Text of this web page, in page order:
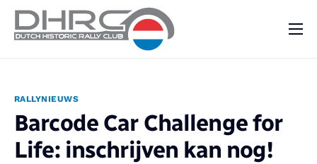
Vraag & Aanbod
Nieuws
RALLYNIEUWS
Barcode Car Challenge for
Life: inschrijven kan nog!